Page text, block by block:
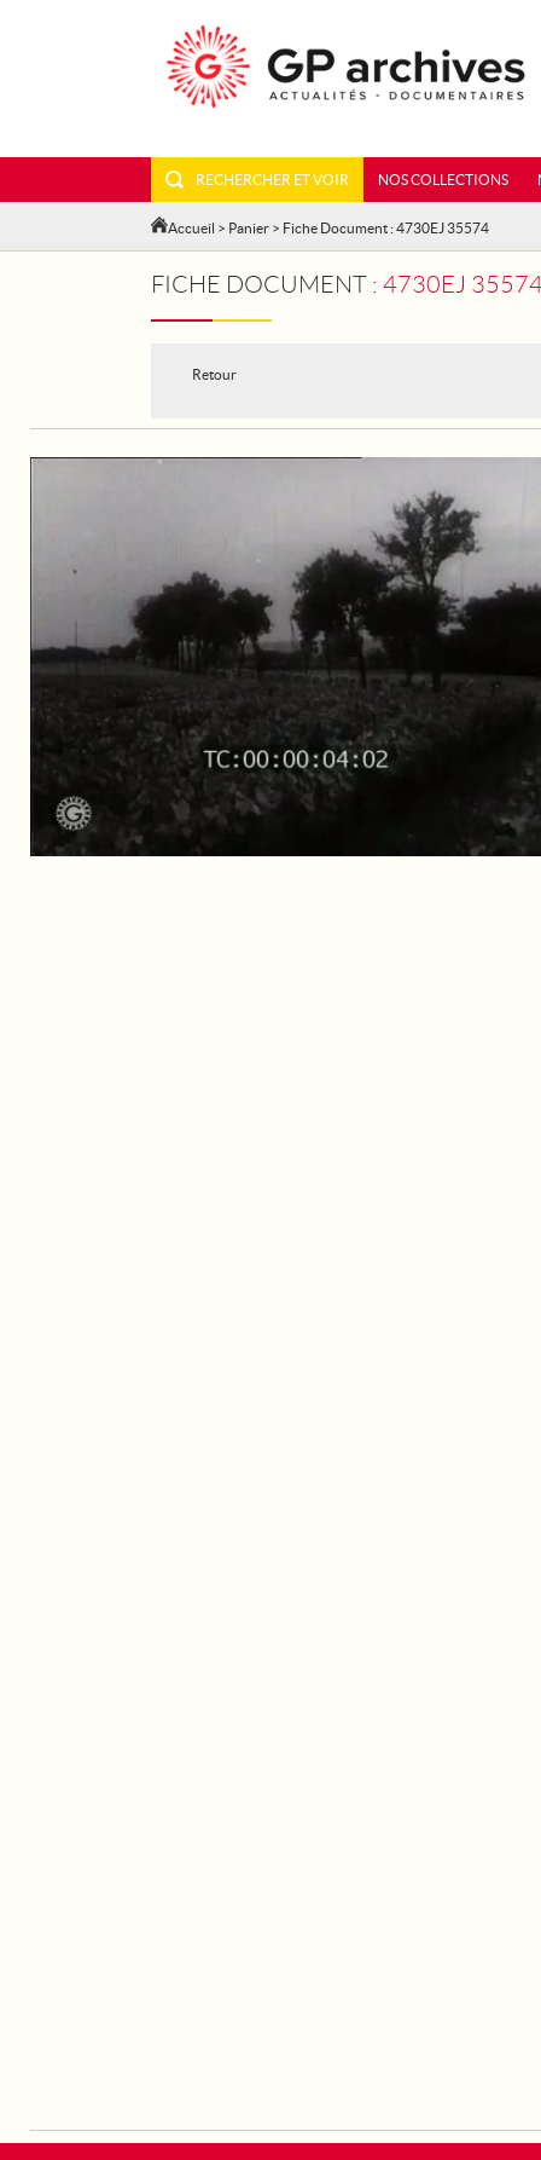
RECHERCHER ET VOIR NOS COLLECTIONS
Accueil > Panier > Fiche Document : 4730EJ 35574
FICHE DOCUMENT : 4730EJ 35574
Retour